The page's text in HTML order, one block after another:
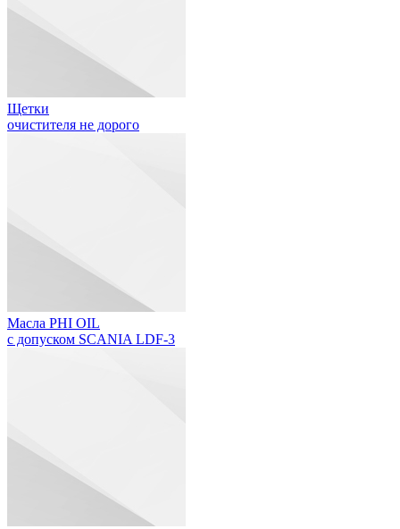
Щетки
очистителя не дорого
Масла PHI OIL
с допуском SCANIA LDF-3